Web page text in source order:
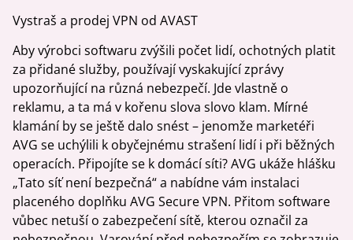
Vystraš a prodej VPN od AVAST
Aby výrobci softwaru zvýšili počet lidí, ochotných platit
za přidané služby, používají vyskakující zprávy
upozorňující na různá nebezpečí. Jde vlastně o
reklamu, a ta má v kořenu slova slovo klam. Mírné
klamání by se ještě dalo snést – jenomže marketéři
AVG se uchýlili k obyčejnému strašení lidí i při běžných
operacích. Připojíte se k domácí síti? AVG ukáže hlášku
„Tato síť není bezpečná“ a nabídne vám instalaci
placeného doplňku AVG Secure VPN. Přitom software
vůbec netuší o zabezpečení sítě, kterou označil za